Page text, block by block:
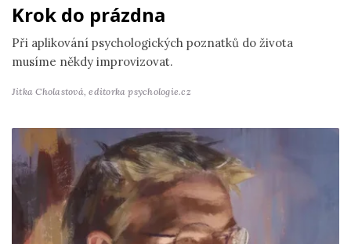
Krok do prázdna
Při aplikování psychologických poznatků do života
musíme někdy improvizovat.
Jitka Cholastová,editorka psychologie.cz